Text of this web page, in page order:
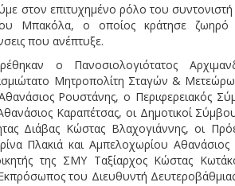
στον επιτυχημένο ρόλο του συντονιστή
Μπακόλα, ο οποίος κράτησε
που ανέπτυξε.
ο Πανοσιολογιότατος
Μητροπολίτη Σταγών &
Ρουστάνης, ο Περιφερειακός
Καραπέτσας, οι Δημοτικοί
Διάβας Κώστας Βλαχογιάννης, οι
Πλακιά και Αμπελοχωρίου
της ΣΜΥ Ταξίαρχος Κώστας
του Διευθυντή